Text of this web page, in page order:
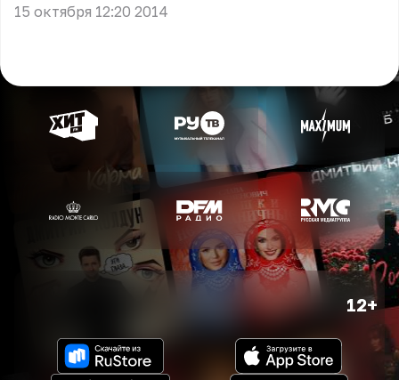
15 октября 12:20 2014
12+